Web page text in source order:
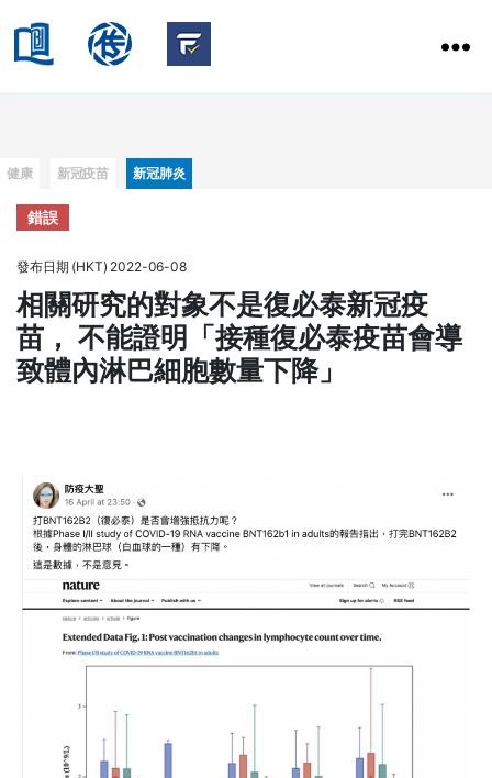
HKBU
of
Communication
Categories
健康 新冠疫苗 新冠肺炎
錯誤
發布日期 (HKT) 2022-06-08
相關研究的對象不是復必泰新冠疫
苗， 不能證明「接種復必泰疫苗會導
致體內淋巴細胞數量下降」